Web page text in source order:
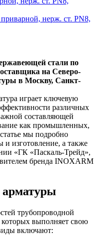
нерж. ст. PN8,
играет ключевую
различных
составляющей
как промышленных,
мы подробно
и изготовление, а также
«ГК «Паскаль-Трейд»,
бренда INOXARM
трубопроводной
выполняет свою
включают: